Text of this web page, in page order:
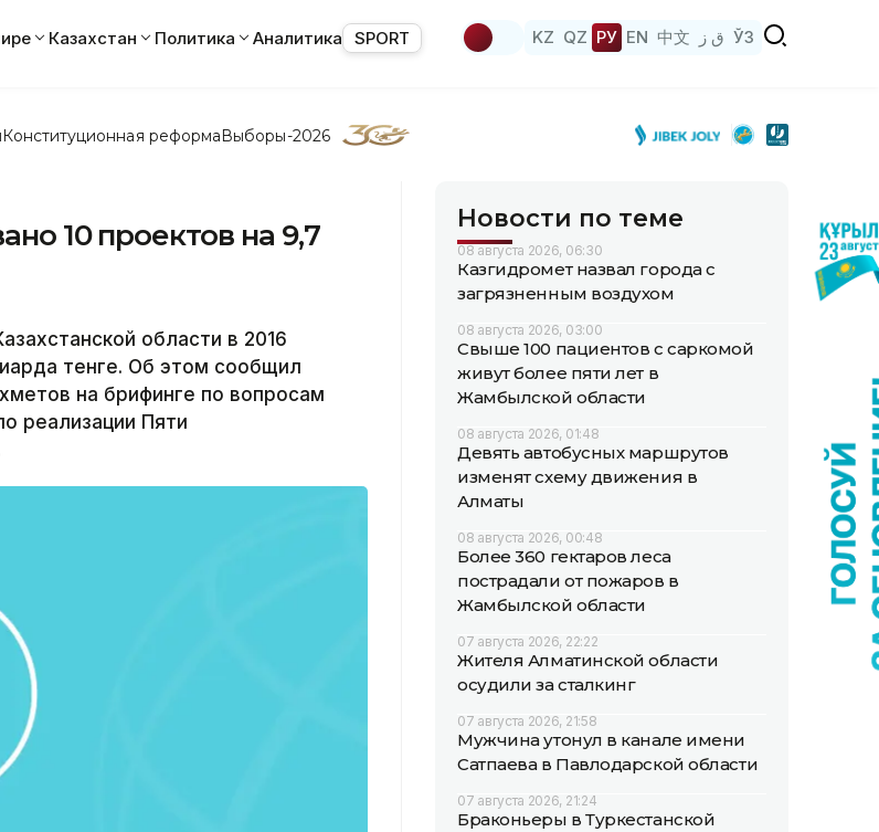
Казахстан Политика Аналитика SPORT KZ QZ РУ EN 中文 ق ز ЎЗ
Конституционная реформаВыборы-2026
10 проектов на 9,7
области в 2016
тенге. Об этом сообщил
на брифинге по вопросам
реализации Пяти
Новости по теме
08 августа 2026, 06:30
Казгидромет назвал города с
загрязненным воздухом
08 августа 2026, 03:00
Свыше 100 пациентов с саркомой
живут более пяти лет в
Жамбылской области
08 августа 2026, 01:48
Девять автобусных маршрутов
изменят схему движения в
Алматы
08 августа 2026, 00:48
Более 360 гектаров леса
пострадали от пожаров в
Жамбылской области
07 августа 2026, 22:22
Жителя Алматинской области
осудили за сталкинг
07 августа 2026, 21:58
Мужчина утонул в канале имени
Сатпаева в Павлодарской области
07 августа 2026, 21:24
Браконьеры в Туркестанской